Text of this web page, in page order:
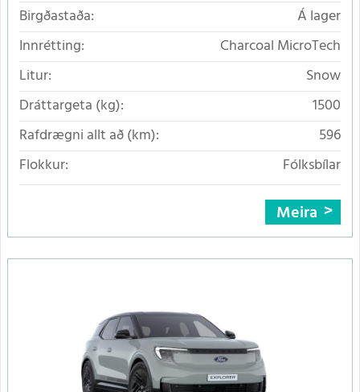
Birgðastaða:
Á lager
Innrétting:
Charcoal MicroTech
Litur:
Snow
Dráttargeta (kg):
1500
Rafdrægni allt að (km):
596
Flokkur:
Fólksbílar
Meira